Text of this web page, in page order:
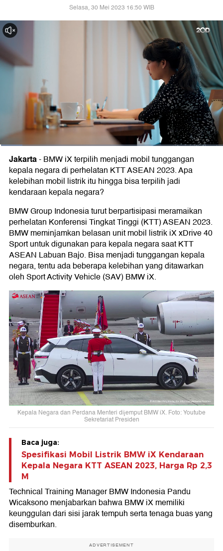
Selasa, 30 Mei 2023 16:50 WIB
Jakarta-BMW iX terpilih menjadi mobil tunggangan
kepala negara di perhelatan KTT ASEAN 2023. Apa
kelebihan mobil listrik itu hingga bisa terpilih jadi
kendaraan kepala negara?
BMW Group Indonesia turut berpartisipasi meramaikan
perhelatan Konferensi Tingkat Tinggi (KTT) ASEAN 2023.
BMW meminjamkan belasan unit mobil listrik iX xDrive 40
Sport untuk digunakan para kepala negara saat KTT
ASEAN Labuan Bajo. Bisa menjadi tunggangan kepala
negara, tentu ada beberapa kelebihan yang ditawarkan
oleh Sport Activity Vehicle (SAV) BMW iX.
Kepala Negara dan Perdana Menteri dijemput BMW iX. Foto: Youtube
Sekretariat Presiden
Baca juga:
Spesifikasi Mobil Listrik BMW iX Kendaraan
Kepala Negara KTT ASEAN 2023, Harga Rp 2,3
M
Technical Training Manager BMW Indonesia Pandu
Wicaksono menjabarkan bahwa BMW iX memiliki
keunggulan dari sisi jarak tempuh serta tenaga buas yang
disemburkan.
ADVERTISEMENT